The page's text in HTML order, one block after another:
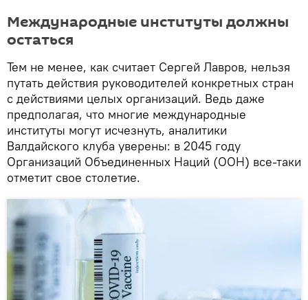
Международные институты должны
остаться
Тем не менее, как считает Сергей Лавров, нельзя
путать действия руководителей конкретных стран
с действиями целых организаций. Ведь даже
предполагая, что многие международные
институты могут исчезнуть, аналитики
Валдайского клуба уверены: в 2045 году
Организаций Объединенных Наций (ООН) все-таки
отметит свое столетие.